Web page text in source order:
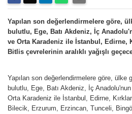
Yapılan son değerlendirmelere göre,
bulutlu, Ege, Batı Akdeniz, İç
ve Orta Karadeniz ile İstanbul, Edirne,
Bitlis çevrelerinin aralıklı yağışlı
Yapılan son değerlendirmelere göre, ülke
bulutlu, Ege, Batı Akdeniz, İç
Orta Karadeniz ile İstanbul, Edirne,
Bilecik, Erzurum, Erzincan, Tunceli,